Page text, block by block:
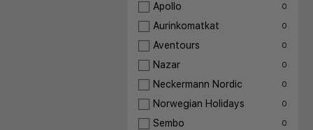
Apollo 0
Aurinkomatkat 0
Aventours 0
Nazar 0
Neckermann Nordic 0
Norwegian Holidays 0
Sembo 0